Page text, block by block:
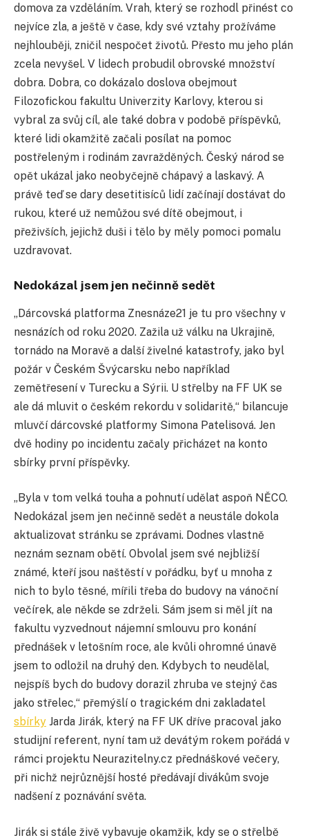
domova za vzděláním. Vrah, který se rozhodl přinést co
nejvíce zla, a ještě v čase, kdy své vztahy prožíváme
nejhlouběji, zničil nespočet životů. Přesto mu jeho plán
zcela nevyšel. V lidech probudil obrovské množství
dobra. Dobra, co dokázalo doslova obejmout
Filozofickou fakultu Univerzity Karlovy, kterou si
vybral za svůj cíl, ale také dobra v podobě příspěvků,
které lidi okamžitě začali posílat na pomoc
postřeleným i rodinám zavražděných. Český národ se
opět ukázal jako neobyčejně chápavý a laskavý. A
právě teď se dary desetitisíců lidí začínají dostávat do
rukou, které už nemůžou své dítě obejmout, i
přeživších, jejichž duši i tělo by měly pomoci pomalu
uzdravovat.
Nedokázal jsem jen nečinně sedět
„Dárcovská platforma Znesnáze21 je tu pro všechny v
nesnázích od roku 2020. Zažila už válku na Ukrajině,
tornádo na Moravě a další živelné katastrofy, jako byl
požár v Českém Švýcarsku nebo například
zemětřesení v Turecku a Sýrii. U střelby na FF UK se
ale dá mluvit o českém rekordu v solidaritě,“ bilancuje
mluvčí dárcovské platformy Simona Patelisová. Jen
dvě hodiny po incidentu začaly přicházet na konto
sbírky první příspěvky.
„Byla v tom velká touha a pohnutí udělat aspoň NĚCO.
Nedokázal jsem jen nečinně sedět a neustále dokola
aktualizovat stránku se zprávami. Dodnes vlastně
neznám seznam obětí. Obvolal jsem své nejbližší
známé, kteří jsou naštěstí v pořádku, byť u mnoha z
nich to bylo těsné, mířili třeba do budovy na vánoční
večírek, ale někde se zdrželi. Sám jsem si měl jít na
fakultu vyzvednout nájemní smlouvu pro konání
přednášek v letošním roce, ale kvůli ohromné únavě
jsem to odložil na druhý den. Kdybych to neudělal,
nejspíš bych do budovy dorazil zhruba ve stejný čas
jako střelec,“ přemýšlí o tragickém dni zakladatel
sbírky Jarda Jirák, který na FF UK dříve pracoval jako
studijní referent, nyní tam už devátým rokem pořádá v
rámci projektu Neurazitelny.cz přednáškové večery,
při nichž nejrůznější hosté předávají divákům svoje
nadšení z poznávání světa.
Jirák si stále živě vybavuje okamžik, kdy se o střelbě